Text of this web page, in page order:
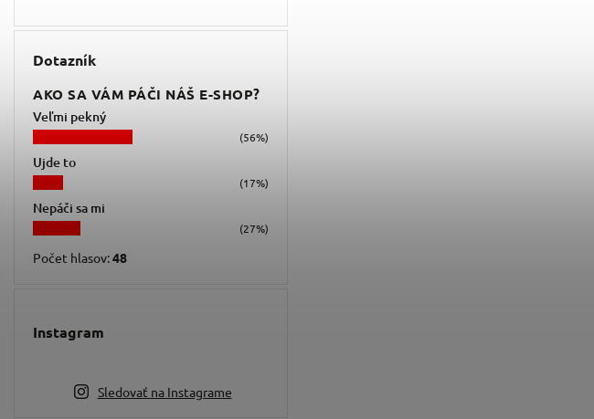
Dotazník
AKO SA VÁM PÁČI NÁŠ E-SHOP?
Veľmi pekný
(56%)
Ujde to
(17%)
Nepáči sa mi
(27%)
Počet hlasov:48
Instagram
Sledovať na Instagrame